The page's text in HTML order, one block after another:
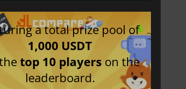
a total prize pool of
1,000 USDT
top 10 players on the
leaderboard.